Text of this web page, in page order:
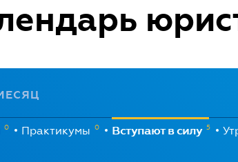
0 Практикумы 0 Вступают в силу 5